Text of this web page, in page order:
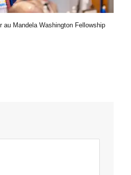
au Mandela Washington Fellowship